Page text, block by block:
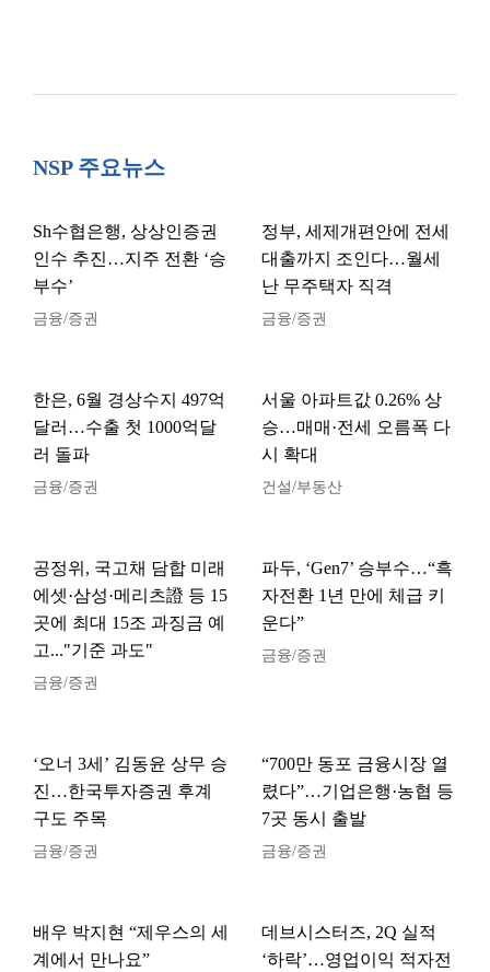
NSP 주요뉴스
Sh수협은행, 상상인증권
인수 추진…지주 전환 ‘승
부수’
금융/증권
정부, 세제개편안에 전세
대출까지 조인다…월세
난 무주택자 직격
금융/증권
한은, 6월 경상수지 497억
달러…수출 첫 1000억달
러 돌파
금융/증권
서울 아파트값 0.26% 상
승…매매·전세 오름폭 다
시 확대
건설/부동산
공정위, 국고채 담합 미래
에셋·삼성·메리츠證 등 15
곳에 최대 15조 과징금 예
고..."기준 과도"
금융/증권
파두, ‘Gen7’ 승부수…“흑
자전환 1년 만에 체급 키
운다”
금융/증권
‘오너 3세’ 김동윤 상무 승
진…한국투자증권 후계
구도 주목
금융/증권
“700만 동포 금융시장 열
렸다”…기업은행·농협 등
7곳 동시 출발
금융/증권
배우 박지현 “제우스의 세
계에서 만나요”
데브시스터즈, 2Q 실적
‘하락’…영업이익 적자전